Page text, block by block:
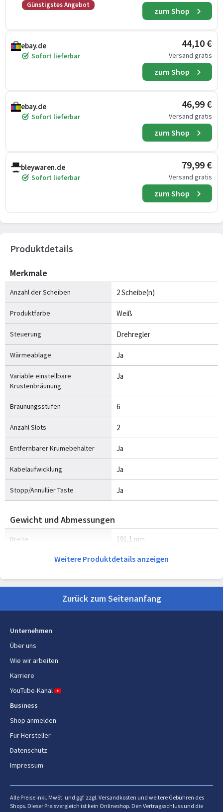
Günstigstes Angebot
zum Shop
ebay.de
Sofort lieferbar
44,10 €
Versand gratis
zum Shop
ebay.de
Sofort lieferbar
46,99 €
Versand gratis
zum Shop
bleywaren.de
Sofort lieferbar
79,99 €
Versand gratis
zum Shop
Produktdetails
Merkmale
Anzahl der Scheiben 2 Scheibe(n)
Produktfarbe Weiß
Steuerung Drehregler
Wärmeablage Ja
Variable einstellbare
Krustenbräunung
Ja
Bräunungsstufen 6
Anzahl Slots 2
Entfernbarer Krumebehälter Ja
Kabelaufwicklung Ja
Stopp/Annullier Taste Ja
Gewicht und Abmessungen
Breite 191,1 mm
276,2 mm
Höhe 205,5 mm
1,31 kg
Sonstige Funktionen
Ursprungsland
Energie
Maximale Eingangsleistung
(Standardbetrieb)
Verpackungsbreite 229 mm
Weitere Produktdetails anzeigen
Zurück zum Seitenanfang
Unternehmen
Über uns
Wie wir arbeiten
Karriere
YouTube-Kanal
Business
Shop anmelden
Für Hersteller
Datenschutz
Impressum
Alle Preise inkl. MwSt. und ggf. zzgl. Versandkosten und weitere Gebühren des
Shops. Dieser Preisvergleich ist kein Onlineshop. Den Vertragsschluss und die